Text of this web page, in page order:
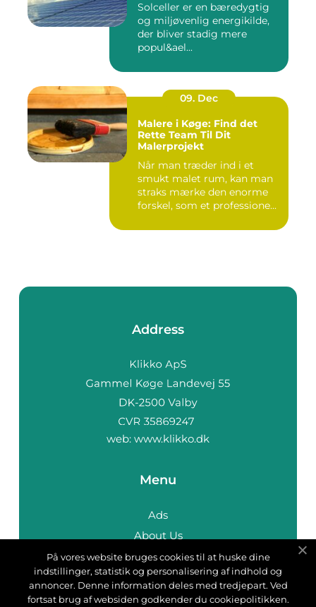
Solceller er en bæredygtig
og miljøvenlig energikilde,
der bliver stadig mere
popul&ael...
09. Dec
Malere i Køge: Find det
Rette Team Til Dit
Malerprojekt
Når man træder ind i et
smukt malet rum, kan man
straks mærke den enorme
forskel, som et professione...
Address
web: www.klikko.dk
Menu
Ads
About Us
Cookies
Contact
Sitemap
På vores website bruges cookies til at huske dine
indstillinger, statistik og personalisering af indhold og
annoncer. Denne information deles med tredjepart. Ved
fortsat brug af websiden godkender du cookiepolitikken.